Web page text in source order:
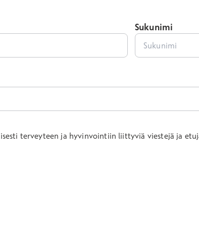
Sukunimi
terveyteen ja hyvinvointiin liittyviä viestejä ja